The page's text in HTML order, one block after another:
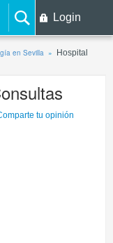
Login
en Sevilla
Hospital
tu opinión